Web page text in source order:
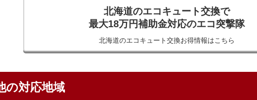
北海道のエコキュート交換で
最大18万円補助金対応のエコ突撃隊
北海道のエコキュート交換お得情報はこちら
の対応地域